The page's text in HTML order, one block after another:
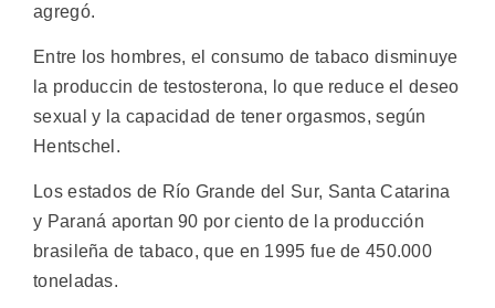
agregó.
Entre los hombres, el consumo de tabaco disminuye
la produccin de testosterona, lo que reduce el deseo
sexual y la capacidad de tener orgasmos, según
Hentschel.
Los estados de Río Grande del Sur, Santa Catarina
y Paraná aportan 90 por ciento de la producción
brasileña de tabaco, que en 1995 fue de 450.000
toneladas.